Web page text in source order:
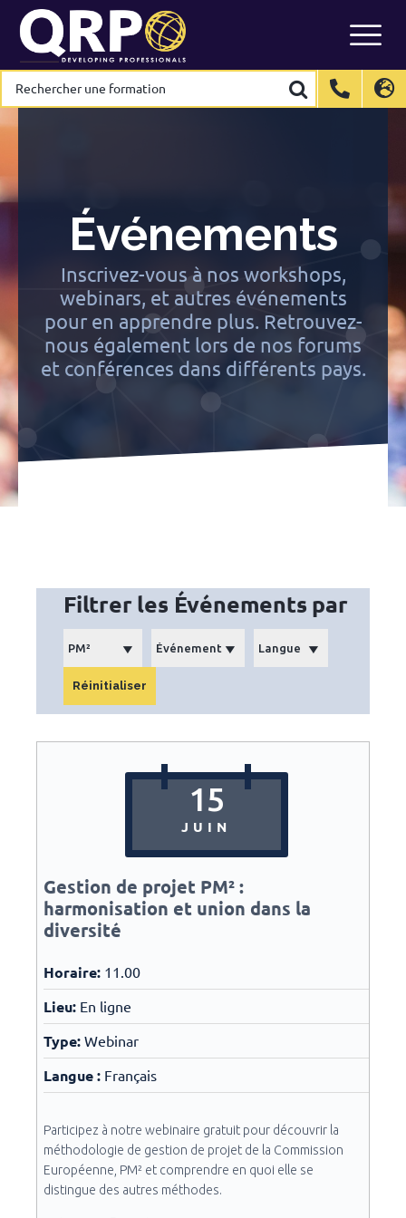
content
International
EN
Luxembourg
EN
FR
Spain
ES
Switzerland
DE EN
FR
Netherlands
NL
Rechercher
une
formation International
EN
Luxembourg
EN
FR
Spain
ES
Switzerland
DE EN
FR
Netherlands
NL
Rechercher
une
formation
Événements
Inscrivez-vous à nos workshops,
webinars, et autres événements
pour en apprendre plus. Retrouvez-
nous également lors de nos forums
et conférences dans différents pays.
Filtrer les Événements par
15
JUIN
Gestion de projet PM² :
harmonisation et union dans la
diversité
Horaire: 11.00
Lieu: En ligne
Type: Webinar
Langue : Français
Participez à notre webinaire gratuit pour découvrir la
méthodologie de gestion de projet de la Commission
Européenne, PM² et comprendre en quoi elle se
distingue des autres méthodes.